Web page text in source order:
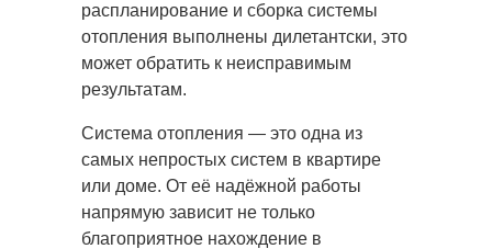
распланирование и сборка системы
отопления выполнены дилетантски, это
может обратить к неисправимым
результатам.
Система отопления — это одна из
самых непростых систем в квартире
или доме. От её надёжной работы
напрямую зависит не только
благоприятное нахождение в